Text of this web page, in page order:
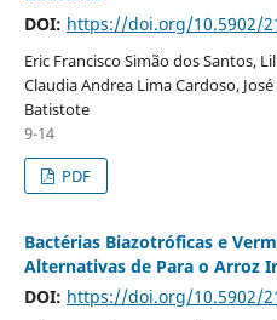
DOI: https://doi.org/10.5902/
Eric Francisco Simão dos Santos,
Claudia Andrea Lima Cardoso,
Batistote
9-14
PDF
Bactérias Biazotróficas e
Alternativas de Para o Arroz
DOI: https://doi.org/10.5902/